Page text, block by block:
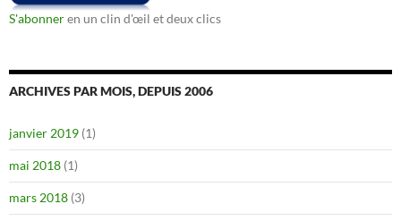
S'abonneren un clin d'œil et deux clics
ARCHIVES PAR MOIS, DEPUIS 2006
janvier 2019 (1)
mai 2018 (1)
mars 2018 (3)